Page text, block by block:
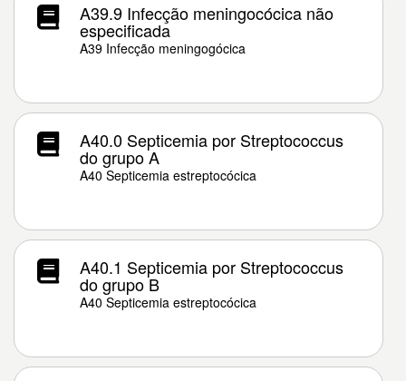
A39.9 Infecção meningocócica não
especificada
A39 Infecção meningogócica
A40.0 Septicemia por Streptococcus
do grupo A
A40 Septicemia estreptocócica
A40.1 Septicemia por Streptococcus
do grupo B
A40 Septicemia estreptocócica